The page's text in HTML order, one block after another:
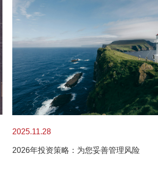
2025.11.28
2026年投资策略：为您妥善管理风险